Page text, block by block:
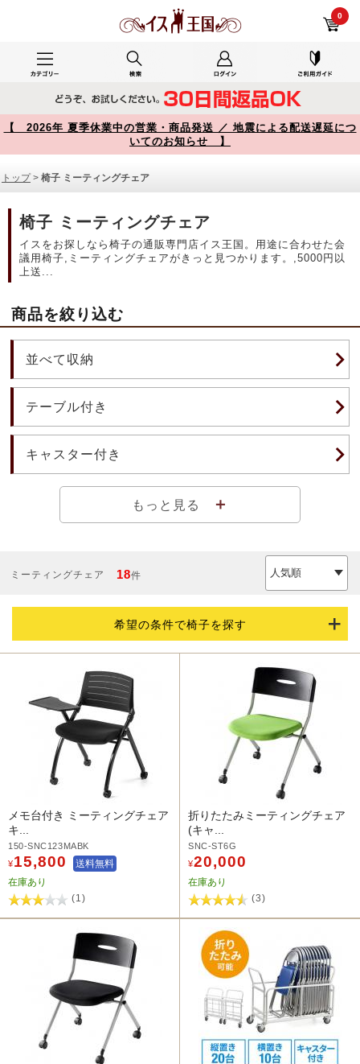
0
【 2026年 夏季休業中の営業・商品発送 ／ 地震による配送遅延につ
いてのお知らせ 】
トップ> 椅子 ミーティングチェア
椅子 ミーティングチェア
イスをお探しなら椅子の通販専門店イス王国。用途に合わせた会
議用椅子,ミーティングチェアがきっと見つかります。,5000円以
上送...
商品を絞り込む
並べて収納
テーブル付き
キャスター付き
もっと見る ＋
ミーティングチェア 18件
希望の条件で椅子を探す
メモ台付き ミーティングチェア
キ...
150-SNC123MABK
¥15,800
送料無料
在庫あり
(1)
折りたたみミーティングチェア
(キャ...
SNC-ST6G
¥20,000
在庫あり
(3)